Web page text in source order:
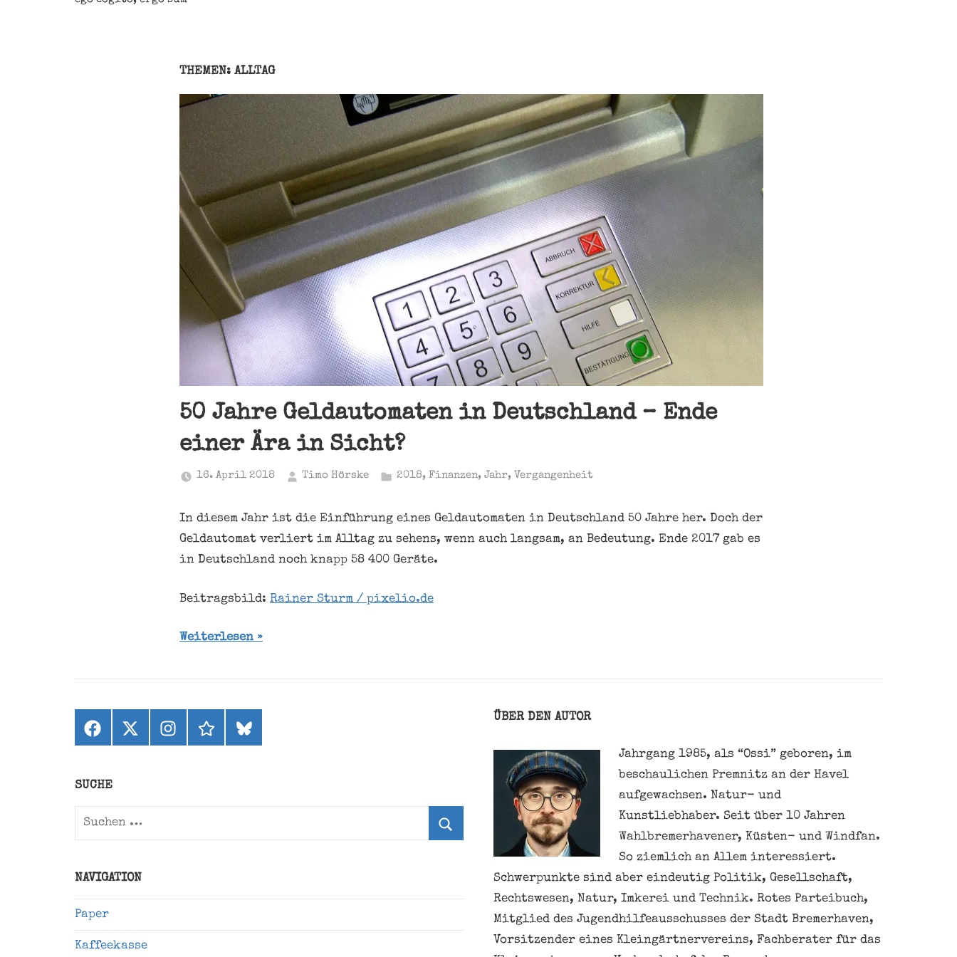
THEMEN: ALLTAG
50 Jahre Geldautomaten in Deutschland – Ende
einer Ära in Sicht?
16. April 2018 Timo Hörske 2018, Finanzen, Jahr, Vergangenheit
In diesem Jahr ist die Einführung eines Geldautomaten in Deutschland 50 Jahre her. Doch der
Geldautomat verliert im Alltag zu sehens, wenn auch langsam, an Bedeutung. Ende 2017 gab es
in Deutschland noch knapp 58 400 Geräte.
Beitragsbild: Rainer Sturm / pixelio.de
Weiterlesen
Facebook
X
(ehemals
Instagramthreadsbluesky
SUCHE
Suchen
NAVIGATION
Paper
Kaffeekasse
ÜBER DEN AUTOR
Jahrgang 1985, als “Ossi” geboren, im
beschaulichen Premnitz an der Havel
aufgewachsen. Natur- und
Kunstliebhaber. Seit über 10 Jahren
Wahlbremerhavener, Küsten- und Windfan.
So ziemlich an Allem interessiert.
Schwerpunkte sind aber eindeutig Politik, Gesellschaft,
Rechtswesen, Natur, Imkerei und Technik. Rotes Parteibuch,
Mitglied des Jugendhilfeausschusses der Stadt Bremerhaven,
Vorsitzender eines Kleingärtnervereins, Fachberater für das